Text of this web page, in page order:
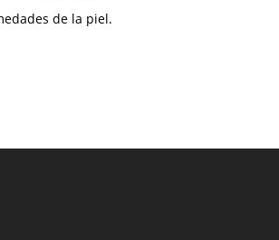
de la piel.